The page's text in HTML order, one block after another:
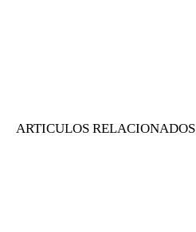
ARTICULOS RELACIONADOS